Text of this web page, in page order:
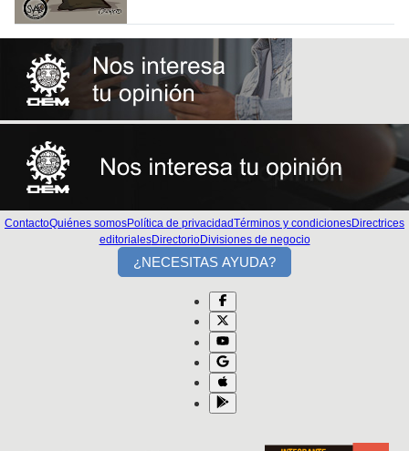
ContactoQuiénes somosPolítica de privacidadTérminos y condicionesDirectrices
editorialesDirectorioDivisiones de negocio
¿NECESITAS AYUDA?